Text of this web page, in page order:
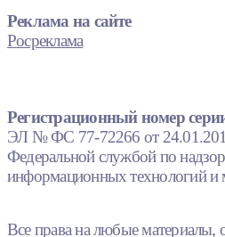
Реклама на сайте
Росреклама
Регистрационный номер
ЭЛ № ФС 77-72266 от
Федеральной службой по
информационных технологий и
Все права на любые материалы,